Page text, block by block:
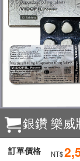
銀鑽 樂威
訂單價格 NT$